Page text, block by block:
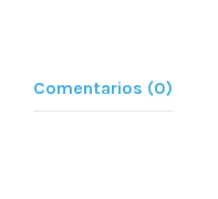
Comentarios (0)